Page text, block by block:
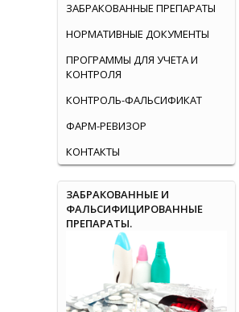
ЗАБРАКОВАННЫЕ ПРЕПАРАТЫ
НОРМАТИВНЫЕ ДОКУМЕНТЫ
ПРОГРАММЫ ДЛЯ УЧЕТА И
КОНТРОЛЯ
КОНТРОЛЬ-ФАЛЬСИФИКАТ
ФАРМ-РЕВИЗОР
КОНТАКТЫ
ЗАБРАКОВАННЫЕ И
ФАЛЬСИФИЦИРОВАННЫЕ
ПРЕПАРАТЫ.